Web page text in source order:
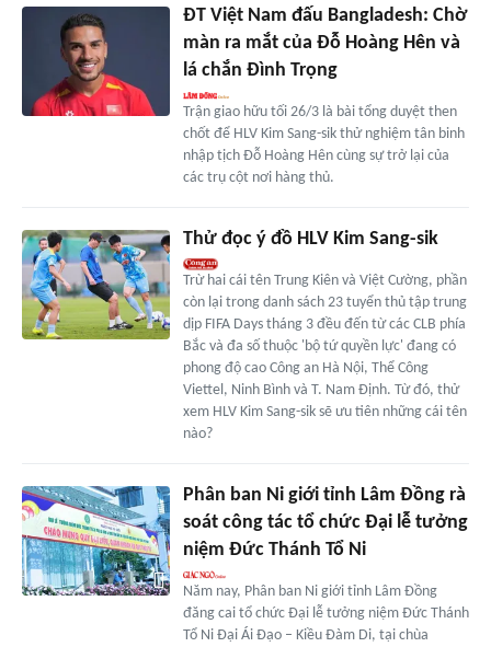
ĐT Việt Nam đấu Bangladesh: Chờ
màn ra mắt của Đỗ Hoàng Hên và
lá chắn Đình Trọng
Trận giao hữu tối 26/3 là bài tổng duyệt then
chốt để HLV Kim Sang-sik thử nghiệm tân binh
nhập tịch Đỗ Hoàng Hên cùng sự trở lại của
các trụ cột nơi hàng thủ.
Thử đọc ý đồ HLV Kim Sang-sik
Trừ hai cái tên Trung Kiên và Việt Cường, phần
còn lại trong danh sách 23 tuyển thủ tập trung
dịp FIFA Days tháng 3 đều đến từ các CLB phía
Bắc và đa số thuộc 'bộ tứ quyền lực' đang có
phong độ cao Công an Hà Nội, Thể Công
Viettel, Ninh Bình và T. Nam Định. Từ đó, thử
xem HLV Kim Sang-sik sẽ ưu tiên những cái tên
nào?
Phân ban Ni giới tỉnh Lâm Đồng rà
soát công tác tổ chức Đại lễ tưởng
niệm Đức Thánh Tổ Ni
Năm nay, Phân ban Ni giới tỉnh Lâm Đồng
đăng cai tổ chức Đại lễ tưởng niệm Đức Thánh
Tổ Ni Đại Ái Đạo – Kiều Đàm Di, tại chùa